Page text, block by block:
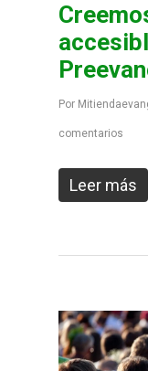
Por
comentarios
Leer más